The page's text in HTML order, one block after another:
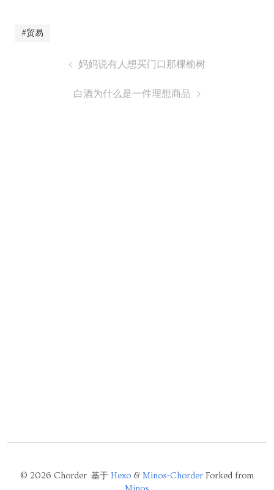
#贸易
妈妈说有人想买门口那棵榆树
白酒为什么是一件理想商品
© 2026 Chorder 基于 Hexo & Minos-Chorder Forked from